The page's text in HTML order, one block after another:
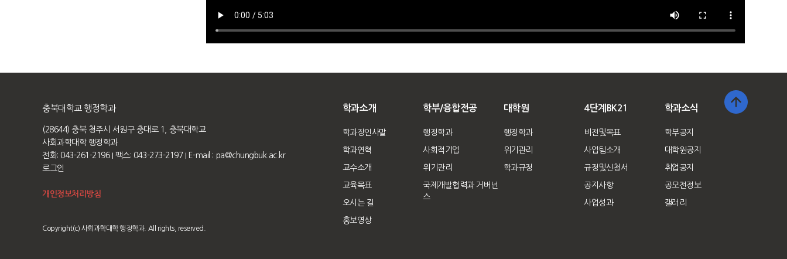
충북대학교 행정학과
(28644) 충북 청주시 서원구 충대로 1, 충북대학교
사회과학대학 행정학과
전화: 043-261-2196 I 팩스: 043-273-2197 I E-mail : pa@chungbuk.ac.kr
로그인
개인정보처리방침
Copyright(c) 사회과학대학 행정학과. All rights, reserved.
학과소개
학과장인사말
학과연혁
교수소개
교육목표
오시는 길
홍보영상
학부/융합전공
행정학과
사회적기업
위기관리
국제개발협력과 거버넌
스
대학원
행정학과
위기관리
학과규정
4단계BK21
비전및목표
사업팀소개
규정및신청서
공지사항
사업성과
학과소식
학부공지
대학원공지
취업공지
공모전정보
갤러리